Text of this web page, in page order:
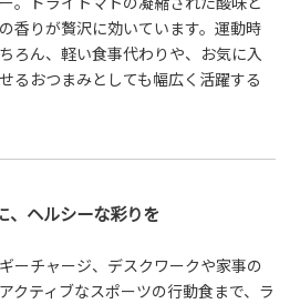
香りが贅沢に効いています。運動時
ろん、軽い食事代わりや、お気に入
るおつまみとしても幅広く活躍する
、ヘルシーな彩りを
ーチャージ、デスクワークや家事の
クティブなスポーツの行動食まで、ラ